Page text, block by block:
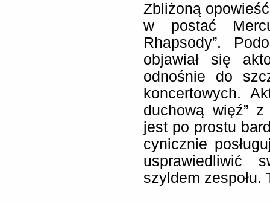
Zbliżoną
w postać
Rhapsody”.
objawiał się
odnośnie do
koncertowych.
duchową więź”
jest po prostu
cynicznie
usprawiedliwić
szyldem zespołu.